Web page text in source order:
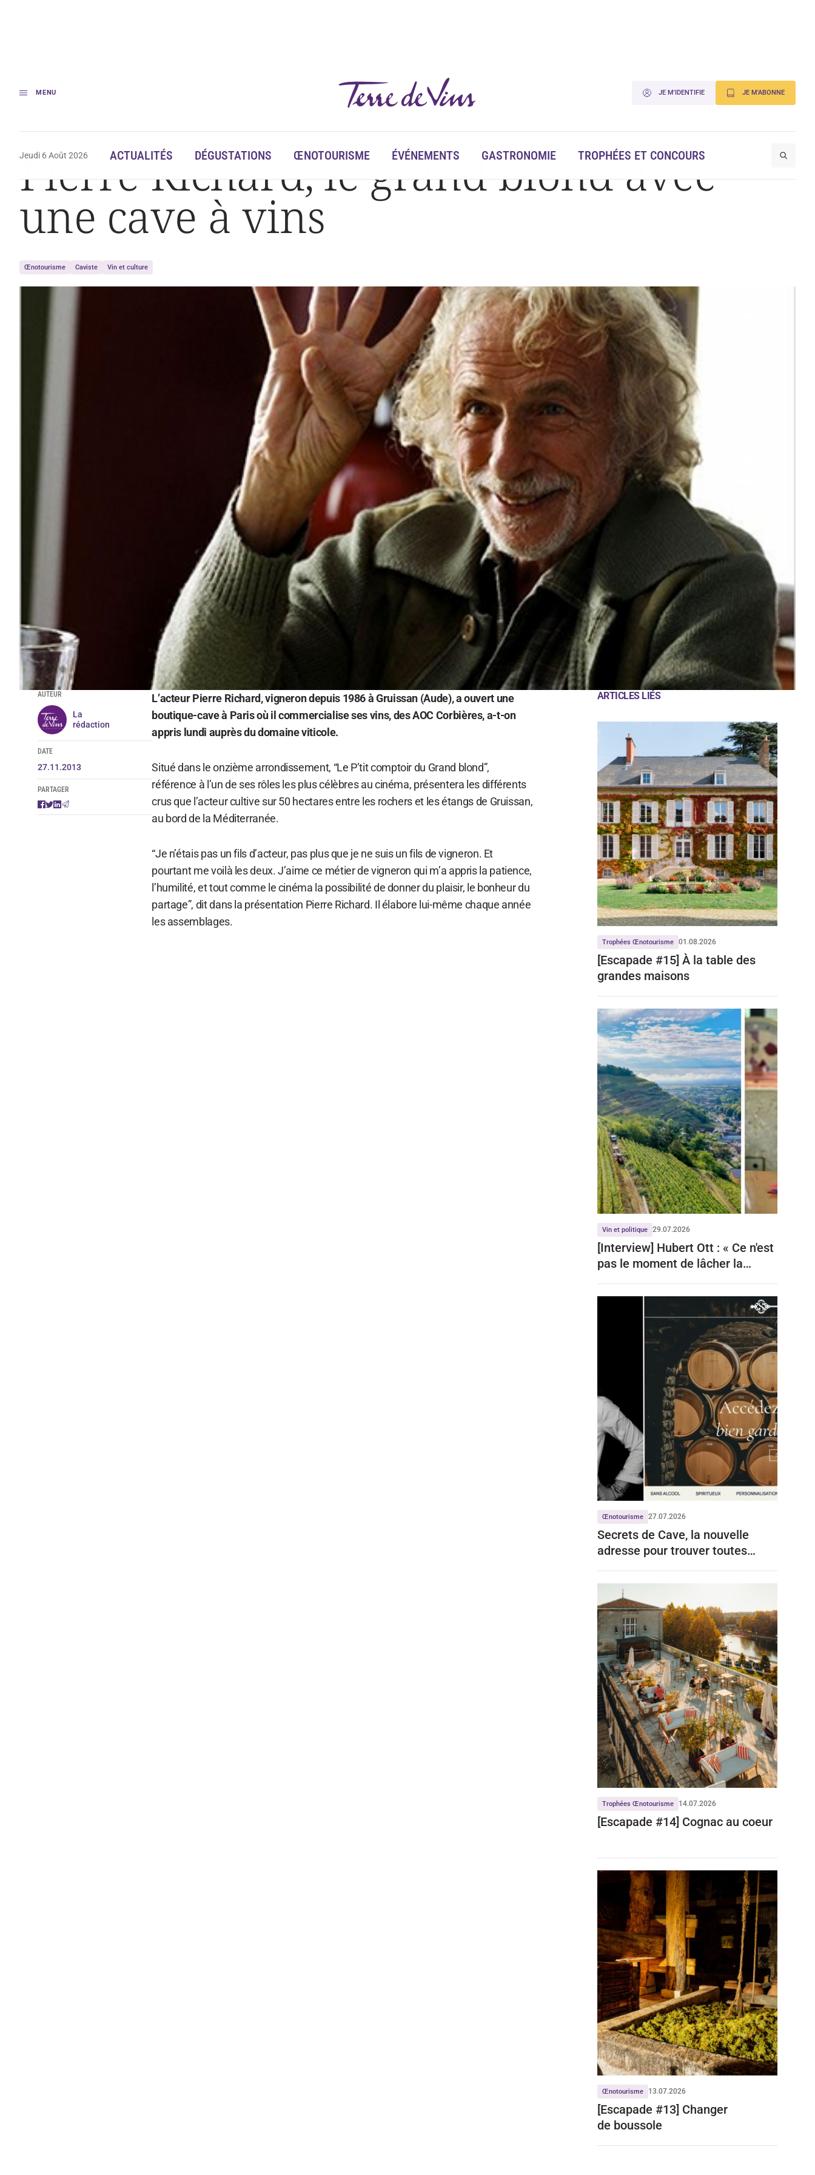
MENU JE M'IDENTIFIE JE M'ABONNE
Jeudi 6 Août 2026 ACTUALITÉS DÉGUSTATIONS ŒNOTOURISME ÉVÉNEMENTS GASTRONOMIE TROPHÉES ET CONCOURS
Accueil Pierre Richard, le grand blond avec une cave à vins
Pierre Richard, le grand blond avec
une cave à vins
Œnotourisme Caviste Vin et culture
AUTEUR
La
rédaction
DATE
27.11.2013
PARTAGER
L’acteur Pierre Richard, vigneron depuis 1986 à Gruissan (Aude), a ouvert une
boutique-cave à Paris où il commercialise ses vins, des AOC Corbières, a-t-on
appris lundi auprès du domaine viticole.
Situé dans le onzième arrondissement, “Le P’tit comptoir du Grand blond”,
référence à l’un de ses rôles les plus célèbres au cinéma, présentera les différents
crus que l’acteur cultive sur 50 hectares entre les rochers et les étangs de Gruissan,
au bord de la Méditerranée.
“Je n’étais pas un fils d’acteur, pas plus que je ne suis un fils de vigneron. Et
pourtant me voilà les deux. J’aime ce métier de vigneron qui m’a appris la patience,
l’humilité, et tout comme le cinéma la possibilité de donner du plaisir, le bonheur du
partage”, dit dans la présentation Pierre Richard. Il élabore lui-même chaque année
les assemblages.
ARTICLES LIÉS
Trophées Œnotourisme 01.08.2026
[Escapade #15] À la table des
grandes maisons
Vin et politique 29.07.2026
[Interview] Hubert Ott : « Ce n'est
pas le moment de lâcher la
Œnotourisme 27.07.2026
Secrets de Cave, la nouvelle
adresse pour trouver toutes
Trophées Œnotourisme 14.07.2026
[Escapade #14] Cognac au coeur
Œnotourisme 13.07.2026
[Escapade #13] Changer
de boussole